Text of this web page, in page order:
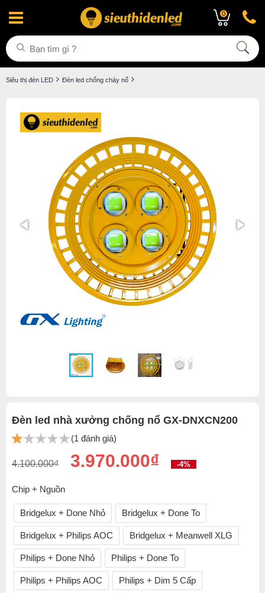
0
Siêu thị đèn LED Đèn led chống cháy nổ
Đèn led nhà xưởng chống nổ GX-DNXCN200
(1 đánh giá)
4.100.000₫ 3.970.000₫ -4%
Chip + Nguồn
Bridgelux + Done Nhỏ Bridgelux + Done To
Bridgelux + Philips AOC Bridgelux + Meanwell XLG
Philips + Done Nhỏ Philips + Done To
Philips + Philips AOC Philips + Dim 5 Cấp